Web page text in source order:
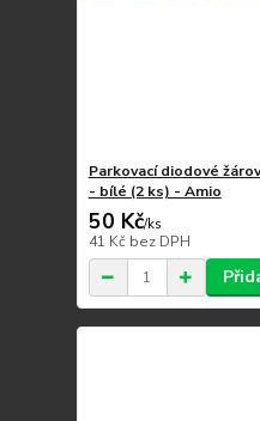
Parkovací diodové
- bílé (2 ks) - Amio
50 Kč/ks
41 Kč bez DPH